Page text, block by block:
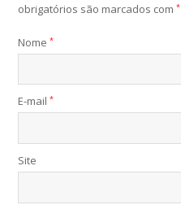
obrigatórios são marcados com*
Nome*
E-mail*
Site